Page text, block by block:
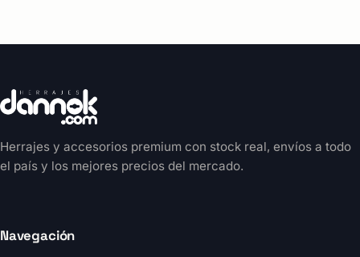
Herrajes y accesorios premium con stock real, envíos a todo
el país y los mejores precios del mercado.
Navegación